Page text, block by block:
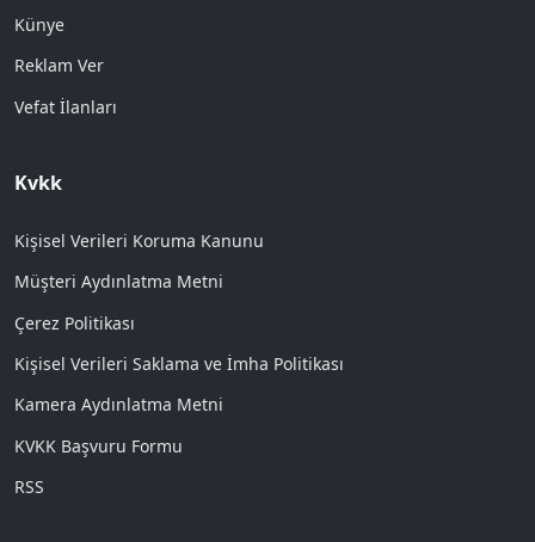
Künye
Reklam Ver
Vefat İlanları
Kvkk
Kişisel Verileri Koruma Kanunu
Müşteri Aydınlatma Metni
Çerez Politikası
Kişisel Verileri Saklama ve İmha Politikası
Kamera Aydınlatma Metni
KVKK Başvuru Formu
RSS